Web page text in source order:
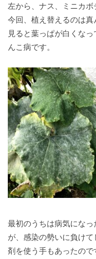
左から、ナス、ミニカボ
今回、植え替えるのは
見ると葉っぱが白くな
んこ病です。
最初のうちは病気にな
が、感染の勢いに負け
剤を使う手もあったの